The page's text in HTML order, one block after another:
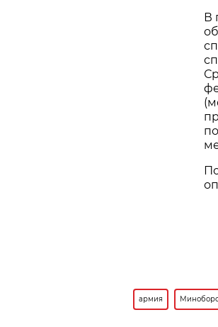
В
армия